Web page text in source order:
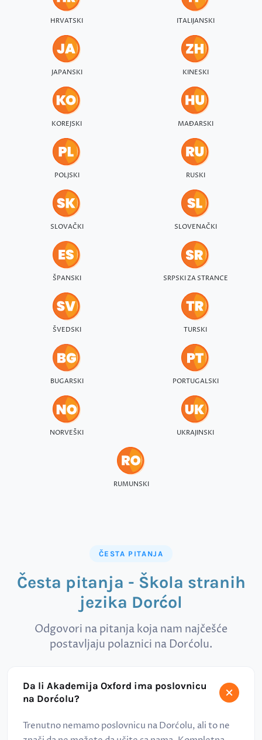
HRVATSKI ITALIJANSKI
JAPANSKI KINESKI
KOREJSKI MAĐARSKI
POLJSKI RUSKI
SLOVAČKI SLOVENAČKI
ŠPANSKI SRPSKI ZA STRANCE
ŠVEDSKI TURSKI
BUGARSKI PORTUGALSKI
NORVEŠKI UKRAJINSKI
RUMUNSKI
ČESTA PITANJA
Česta pitanja - Škola stranih
jezika Dorćol
Odgovori na pitanja koja nam najčešće
postavljaju polaznici na Dorćolu.
Da li Akademija Oxford ima poslovnicu
na Dorćolu?
Trenutno nemamo poslovnicu na Dorćolu, ali to ne